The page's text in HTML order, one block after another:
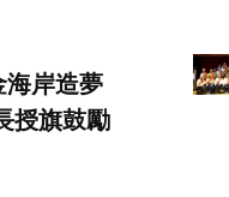
海岸造夢
授旗鼓勵